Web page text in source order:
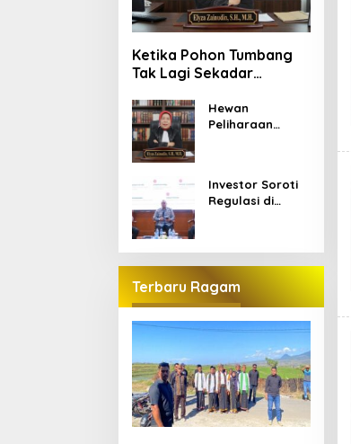
Ketika Pohon Tumbang
Tak Lagi Sekadar
Pertanggungjawaban
Hukum Dalam Kuhp Baru
Hewan
Peliharaan
Bertanggung
Jawab?
Investor Soroti
Regulasi di
Dinilai Masih
Bermasalah
Terbaru Ragam